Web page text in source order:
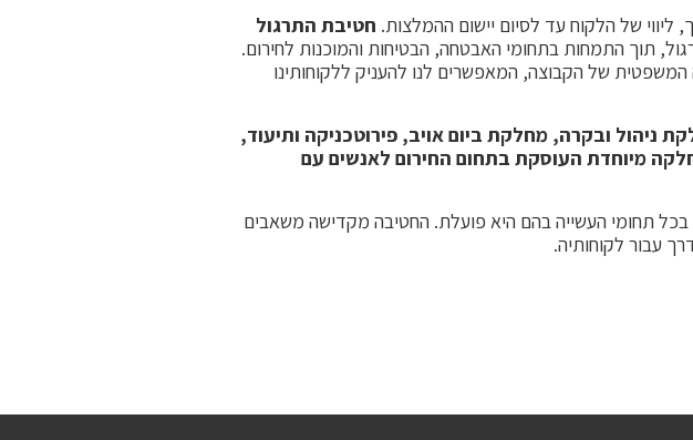
של הלקוח עד לסיום יישום ההמלצות. חטיבת התרגול
תוך התמחות בתחומי האבטחה, הבטיחות והמוכנות לחירום.
של הקבוצה, המאפשרים לנו להעניק ללקוחותינו
ניהול ובקרה, מחלקת ביום אויב, פירוטכניקה ותיעוד,
מיוחדת העוסקת בתחום החירום לאנשים עם
תחומי העשייה בהם היא פועלת. החטיבה מקדישה משאבים
עבור לקוחותיה.